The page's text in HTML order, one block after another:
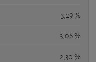
3,29 %
3,06 %
2,30 %